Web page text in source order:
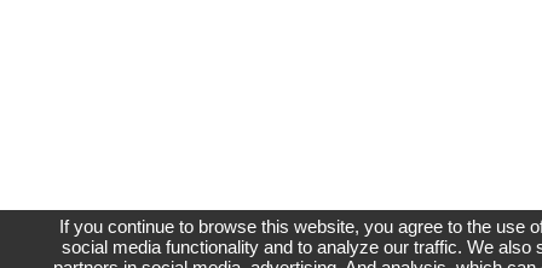
If you continue to browse this website, you agree to the use
social media functionality and to analyze our traffic. We